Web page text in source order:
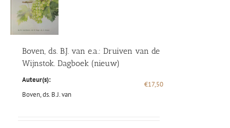
Boven, ds. B.J. van e.a.: Druiven van de
Wijnstok. Dagboek (nieuw)
Auteur(s):
Boven, ds. B.J. van
€17,50